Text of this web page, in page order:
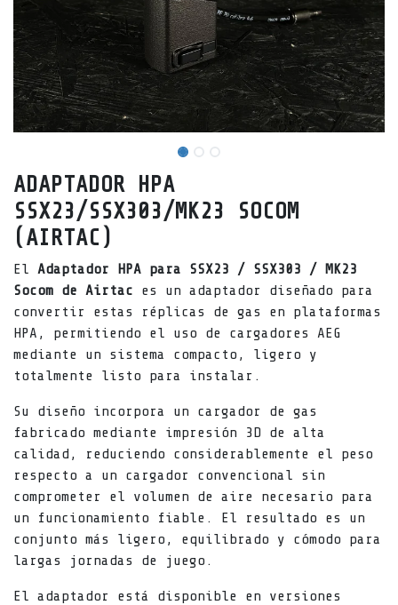
ADAPTADOR HPA
SSX23/SSX303/MK23 SOCOM
(AIRTAC)
El Adaptador HPA para SSX23 / SSX303 / MK23
Socom de Airtac es un adaptador diseñado para
convertir estas réplicas de gas en plataformas
HPA, permitiendo el uso de cargadores AEG
mediante un sistema compacto, ligero y
totalmente listo para instalar.
Su diseño incorpora un cargador de gas
fabricado mediante impresión 3D de alta
calidad, reduciendo considerablemente el peso
respecto a un cargador convencional sin
comprometer el volumen de aire necesario para
un funcionamiento fiable. El resultado es un
conjunto más ligero, equilibrado y cómodo para
largas jornadas de juego.
El adaptador está disponible en versiones